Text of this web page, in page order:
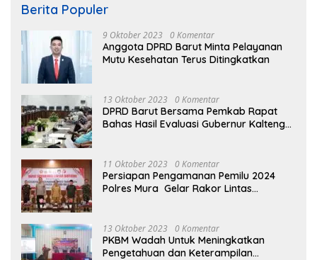
Berita Populer
9 Oktober 2023 0 Komentar
Anggota DPRD Barut Minta Pelayanan
Mutu Kesehatan Terus Ditingkatkan
13 Oktober 2023 0 Komentar
DPRD Barut Bersama Pemkab Rapat
Bahas Hasil Evaluasi Gubernur Kalteng
11 Oktober 2023 0 Komentar
Persiapan Pengamanan Pemilu 2024
Polres Mura Gelar Rakor Lintas
13 Oktober 2023 0 Komentar
PKBM Wadah Untuk Meningkatkan
Pengetahuan dan Keterampilan